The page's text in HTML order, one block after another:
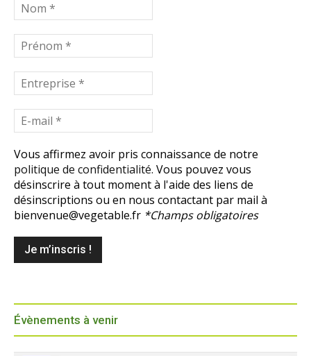
Vous affirmez avoir pris connaissance de notre
politique de confidentialité. Vous pouvez vous
désinscrire à tout moment à l'aide des liens de
désinscriptions ou en nous contactant par mail à
bienvenue@vegetable.fr *Champs obligatoires
Évènements à venir